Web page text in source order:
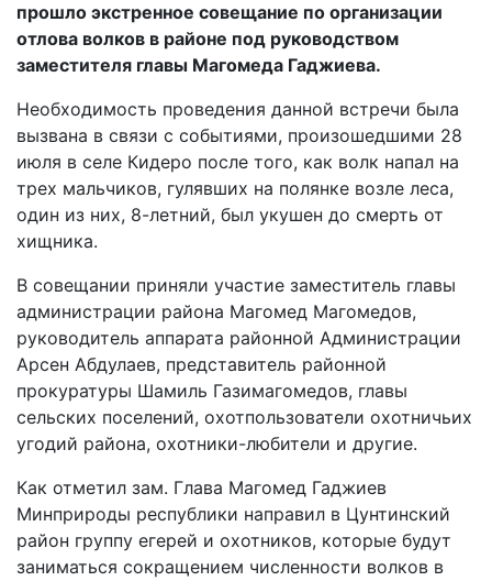
прошло экстренное совещание по организации
отлова волков в районе под руководством
заместителя главы Магомеда Гаджиева.
Необходимость проведения данной встречи была
вызвана в связи с событиями, произошедшими 28
июля в селе Кидеро после того, как волк напал на
трех мальчиков, гулявших на полянке возле леса,
один из них, 8-летний, был укушен до смерть от
хищника.
В совещании приняли участие заместитель главы
администрации района Магомед Магомедов,
руководитель аппарата районной Администрации
Арсен Абдулаев, представитель районной
прокуратуры Шамиль Газимагомедов, главы
сельских поселений, охотпользователи охотничьих
угодий района, охотники-любители и другие.
Как отметил зам. Глава Магомед Гаджиев
Минприроды республики направил в Цунтинский
район группу егерей и охотников, которые будут
заниматься сокращением численности волков в